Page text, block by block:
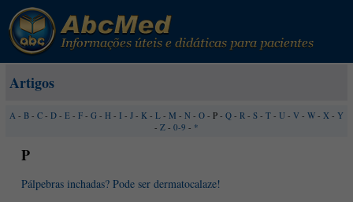
Artigos
A - B - C - D - E - F - G - H - I - J - K - L - M - N - O - P - Q - R - S - T - U - V - W - X - Y
- Z - 0-9 - *
P
Pálpebras inchadas? Pode ser dermatocalaze!